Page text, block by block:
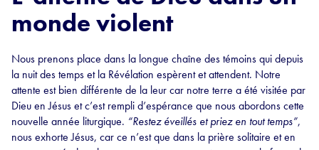
monde violent
Nous prenons place dans la longue chaîne des témoins qui depuis
la nuit des temps et la Révélation espèrent et attendent. Notre
attente est bien différente de la leur car notre terre a été visitée par
Dieu en Jésus et c’est rempli d’espérance que nous abordons cette
nouvelle année liturgique. “Restez éveillés et priez en tout temps”,
nous exhorte Jésus, car ce n’est que dans la prière solitaire et en